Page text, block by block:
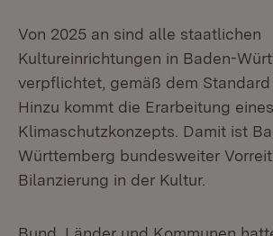
Von 2025 an sind alle staatlichen
Kultureinrichtungen in Baden-
verpflichtet, gemäß dem Standard
Hinzu kommt die Erarbeitung eines
Klimaschutzkonzepts. Damit ist
Württemberg bundesweiter
Bilanzierung in der Kultur.